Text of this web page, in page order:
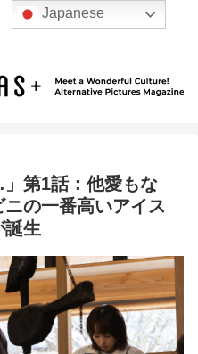
第1話：他愛もな
の一番高いアイス
誕生
Japanese